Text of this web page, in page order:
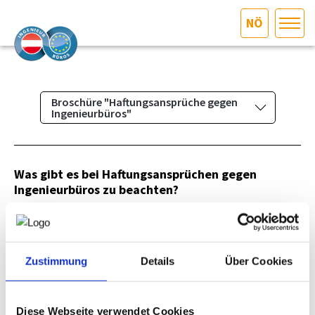
Zustimmung Details Über Cookies
Diese Webseite verwendet Cookies
NÖ
AKTUELLES/INGOO
DAS INGENIEURBÜRO
INTERESSEN­VERTRETUNG
SERVICE
Broschüre "Haftungsansprüche gegen
Ingenieurbüros"
Das Ingenieurbüro
Berufsbild & Gründung
Branchenrecht
Allgemeine Geschäftsbedingungen
Standesregeln
Kollektivvertrag
Versicherung NÖ
Fachgebiete
Was gibt es bei Haftungsansprüchen gegen
Ingenieurbüros zu beachten?
Antworten darauf finden Sie in der Broschüre "
Haftungsansprüche gegen Ingenieurbüros - Abwehr und
Umgang".
Haftungsansprüche(895 KB)